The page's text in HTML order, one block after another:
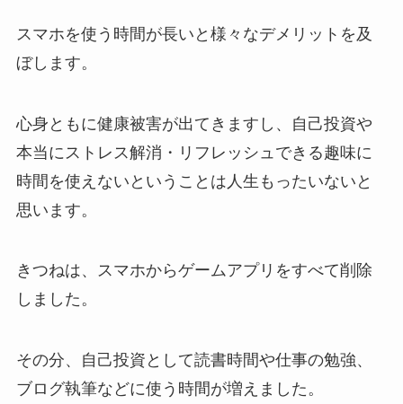
スマホを使う時間が長いと様々なデメリットを及
ぼします。
心身ともに健康被害が出てきますし、自己投資や
本当にストレス解消・リフレッシュできる趣味に
時間を使えないということは人生もったいないと
思います。
きつねは、スマホからゲームアプリをすべて削除
しました。
その分、自己投資として読書時間や仕事の勉強、
ブログ執筆などに使う時間が増えました。